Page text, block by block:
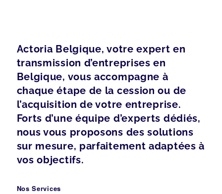
Actoria Belgique, votre expert en
transmission d’entreprises en
Belgique, vous accompagne à
chaque étape de la cession ou de
l’acquisition de votre entreprise.
Forts d’une équipe d’experts dédiés,
nous vous proposons des solutions
sur mesure, parfaitement adaptées à
vos objectifs.
Nos Services